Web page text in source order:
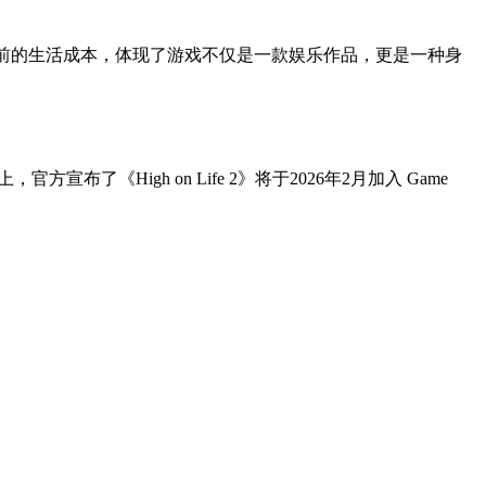
的生活成本，体现了游戏不仅是一款娱乐作品，更是一种身
，官方宣布了《High on Life 2》将于2026年2月加入 Game